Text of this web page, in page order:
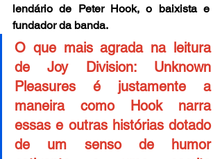
lendário de Peter Hook, o baixista e
fundador da banda.
O que mais agrada na leitura
de Joy Division: Unknown
Pleasures é justamente a
maneira como Hook narra
essas e outras histórias dotado
de um senso de humor